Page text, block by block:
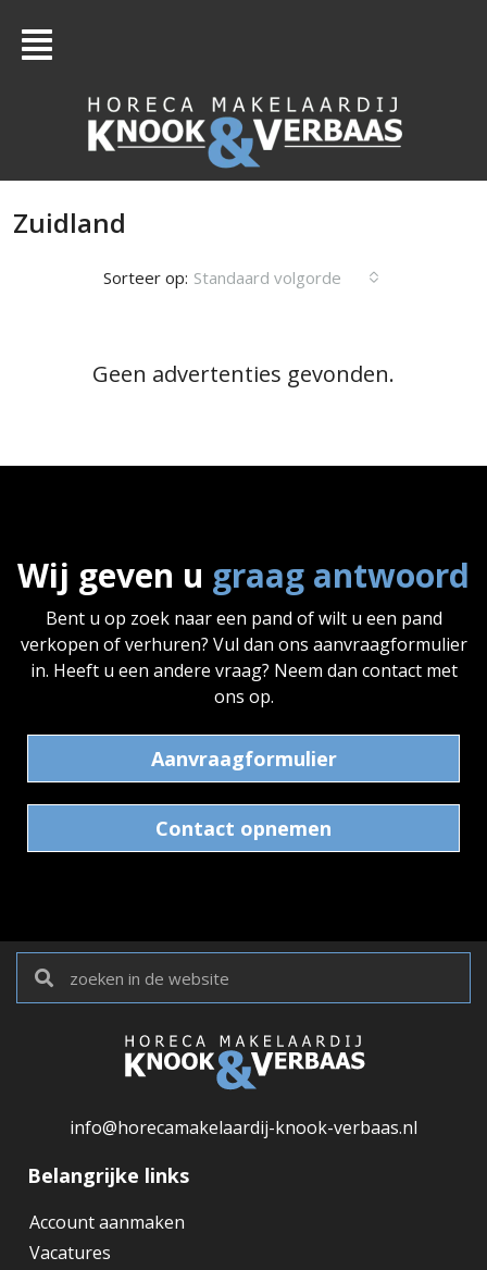
Zuidland
Sorteer op: Standaard volgorde
Geen advertenties gevonden.
Wij geven u graag antwoord
Bent u op zoek naar een pand of wilt u een pand
verkopen of verhuren? Vul dan ons aanvraagformulier
in. Heeft u een andere vraag? Neem dan contact met
ons op.
Aanvraagformulier
Contact opnemen
info@horecamakelaardij-knook-verbaas.nl
Belangrijke links
Account aanmaken
Vacatures